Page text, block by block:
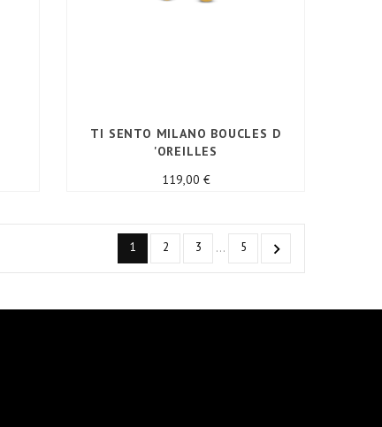
TI SENTO MILANO BOUCLES D
'OREILLES
119,00 €Prix
1 2 3 … 5 